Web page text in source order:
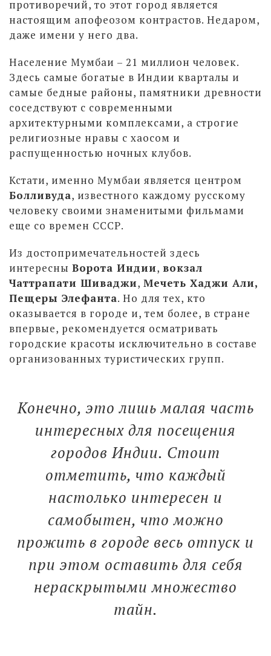
противоречий, то этот город является
настоящим апофеозом контрастов. Недаром,
даже имени у него два.
Население Мумбаи – 21 миллион человек.
Здесь самые богатые в Индии кварталы и
самые бедные районы, памятники древности
соседствуют с современными
архитектурными комплексами, а строгие
религиозные нравы с хаосом и
распущенностью ночных клубов.
Кстати, именно Мумбаи является центром
Болливуда, известного каждому русскому
человеку своими знаменитыми фильмами
еще со времен СССР.
Из достопримечательностей здесь
интересны Ворота Индии, вокзал
Чаттрапати Шиваджи, Мечеть Хаджи Али,
Пещеры Элефанта. Но для тех, кто
оказывается в городе и, тем более, в стране
впервые, рекомендуется осматривать
городские красоты исключительно в составе
организованных туристических групп.
Конечно, это лишь малая часть
интересных для посещения
городов Индии. Стоит
отметить, что каждый
настолько интересен и
самобытен, что можно
прожить в городе весь отпуск и
при этом оставить для себя
нераскрытыми множество
тайн.